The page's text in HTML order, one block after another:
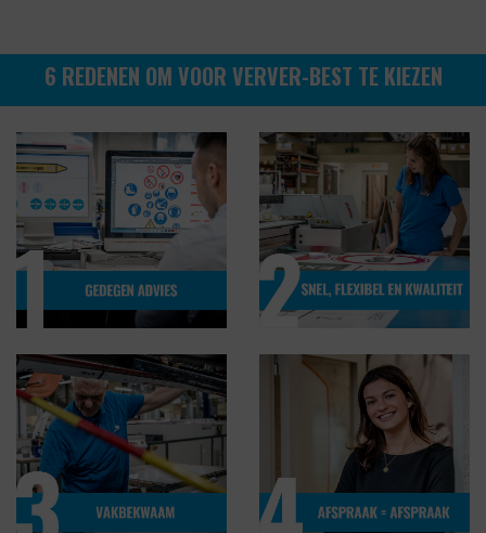
6 REDENEN OM VOOR VERVER-BEST TE KIEZEN